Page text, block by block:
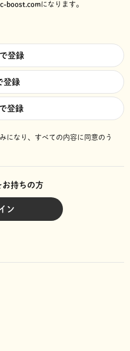
boost.comになります。
登録
登録
登録
になり、 すべての内容に同意のう
お持ちの方
ン